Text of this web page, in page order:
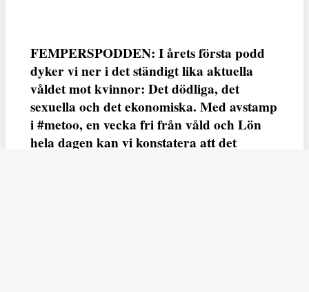
FEMPERSPODDEN: I årets första podd
dyker vi ner i det ständigt lika aktuella
våldet mot kvinnor: Det dödliga, det
sexuella och det ekonomiska. Med avstamp
i #metoo, en vecka fri från våld och Lön
hela dagen kan vi konstatera att det